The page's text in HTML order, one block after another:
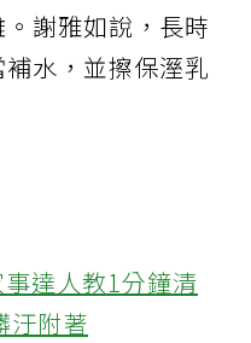
謝雅如說，長時
水，並擦保溼乳
達人教1分鐘清
汙附著